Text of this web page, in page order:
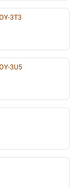
3T3
3U5